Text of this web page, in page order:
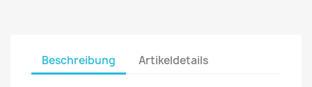
Beschreibung Artikeldetails